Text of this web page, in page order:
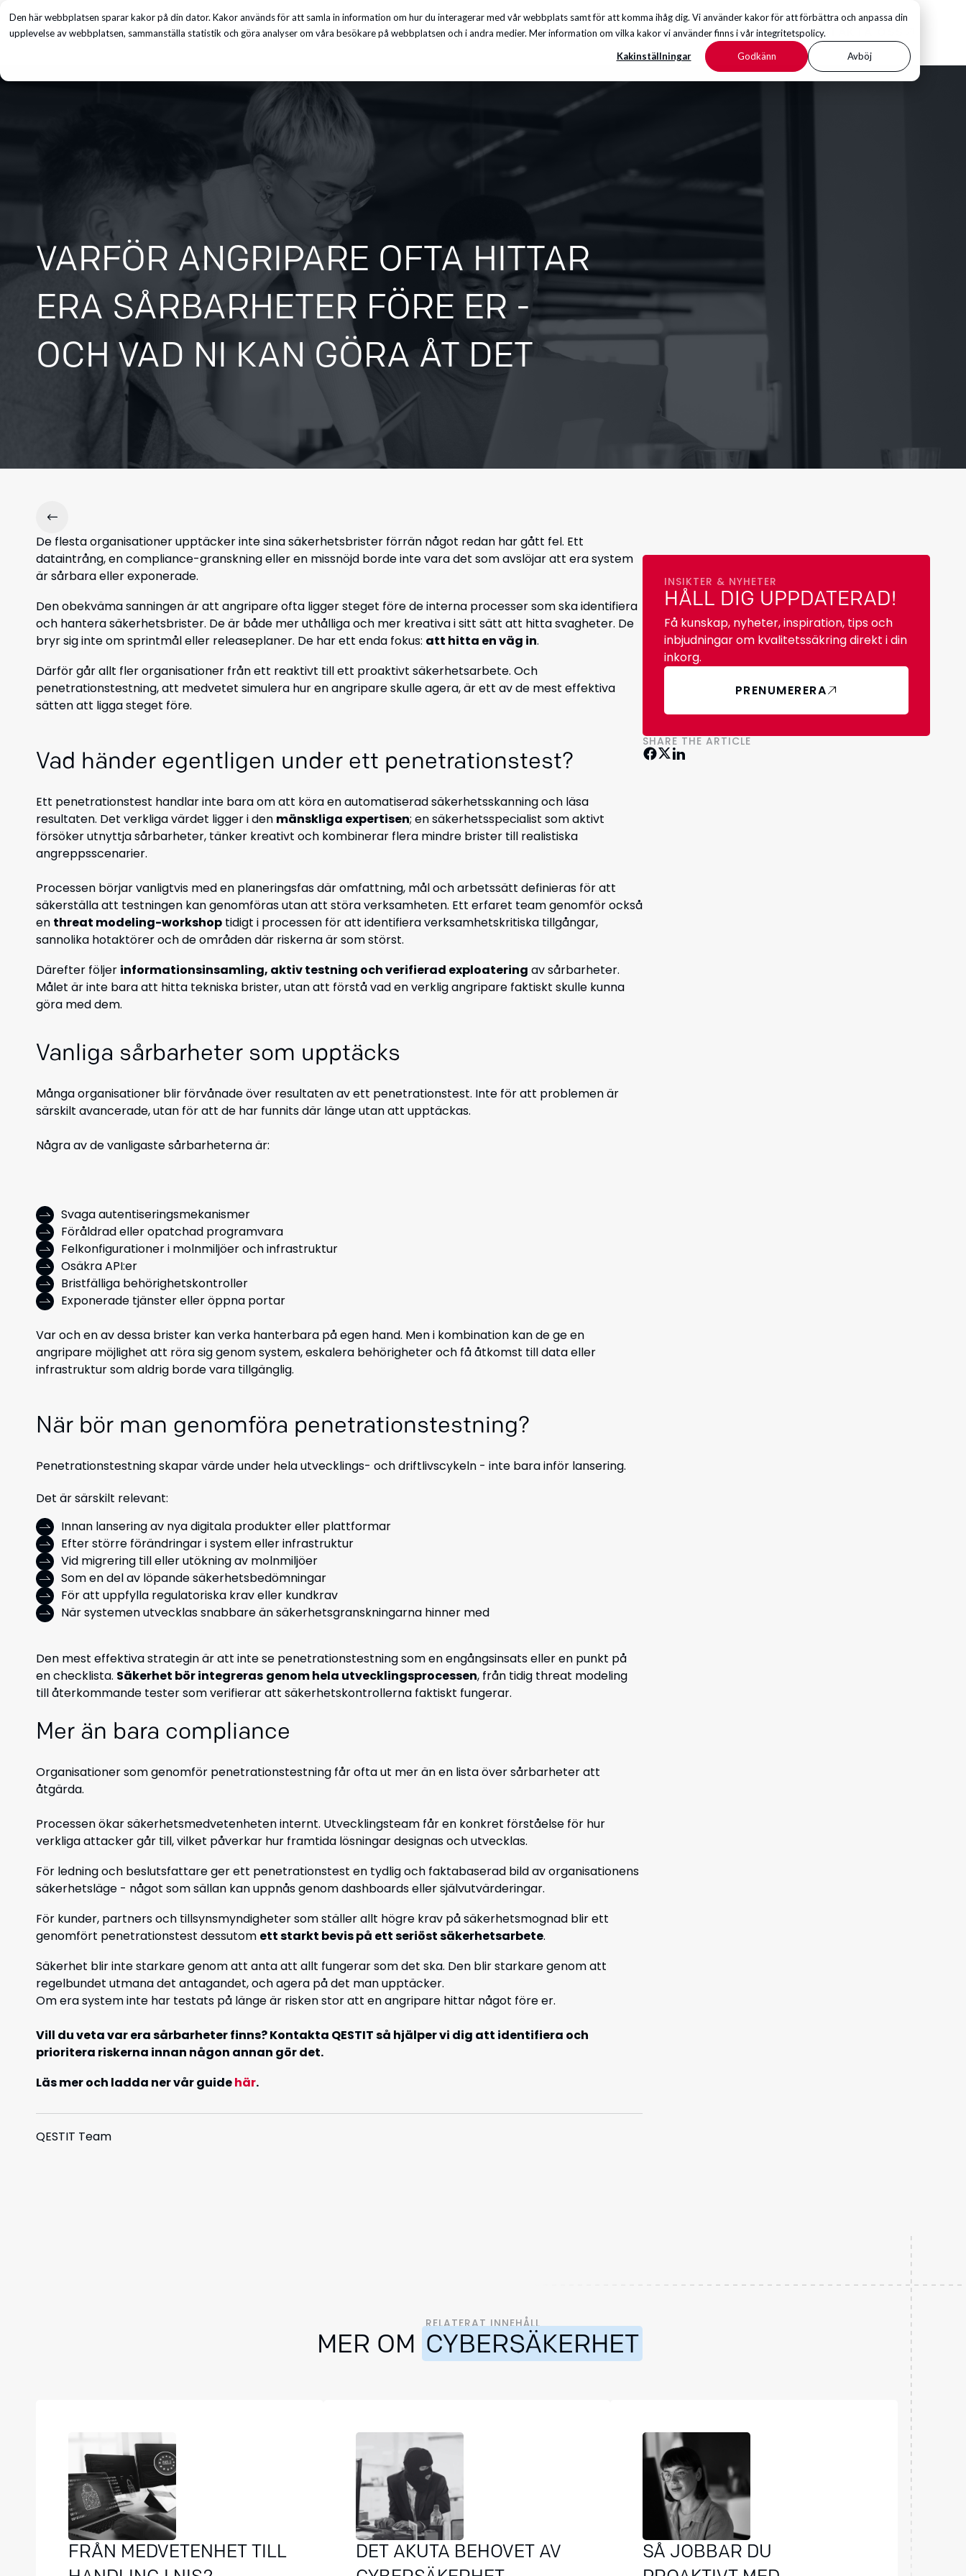
Den här webbplatsen sparar kakor på din dator. Kakor används för att samla in information om hur du interagerar med vår webbplats samt för att komma ihåg dig. Vi använder kakor för att förbättra och anpassa din
upplevelse av webbplatsen, sammanställa statistik och göra analyser om våra besökare på webbplatsen och i andra medier. Mer information om vilka kakor vi använder finns i vår integritetspolicy.
Kakinställningar Godkänn Avböj
Tjänster Insikter Om oss Karriär Kunskapscenter KONTAKTA OSS
VARFÖR ANGRIPARE OFTA HITTAR
ERA SÅRBARHETER FÖRE ER -
OCH VAD NI KAN GÖRA ÅT DET
De flesta organisationer upptäcker inte sina säkerhetsbrister förrän något redan har gått fel. Ett
dataintrång, en compliance-granskning eller en missnöjd borde inte vara det som avslöjar att era system
är sårbara eller exponerade.
Den obekväma sanningen är att angripare ofta ligger steget före de interna processer som ska identifiera
och hantera säkerhetsbrister. De är både mer uthålliga och mer kreativa i sitt sätt att hitta svagheter. De
bryr sig inte om sprintmål eller releaseplaner. De har ett enda fokus: att hitta en väg in.
Därför går allt fler organisationer från ett reaktivt till ett proaktivt säkerhetsarbete. Och
penetrationstestning, att medvetet simulera hur en angripare skulle agera, är ett av de mest effektiva
sätten att ligga steget före.
Vad händer egentligen under ett penetrationstest?
Ett penetrationstest handlar inte bara om att köra en automatiserad säkerhetsskanning och läsa
resultaten. Det verkliga värdet ligger i den mänskliga expertisen; en säkerhetsspecialist som aktivt
försöker utnyttja sårbarheter, tänker kreativt och kombinerar flera mindre brister till realistiska
angreppsscenarier.
Processen börjar vanligtvis med en planeringsfas där omfattning, mål och arbetssätt definieras för att
säkerställa att testningen kan genomföras utan att störa verksamheten. Ett erfaret team genomför också
en threat modeling-workshop tidigt i processen för att identifiera verksamhetskritiska tillgångar,
sannolika hotaktörer och de områden där riskerna är som störst.
Därefter följer informationsinsamling, aktiv testning och verifierad exploatering av sårbarheter.
Målet är inte bara att hitta tekniska brister, utan att förstå vad en verklig angripare faktiskt skulle kunna
göra med dem.
Vanliga sårbarheter som upptäcks
Många organisationer blir förvånade över resultaten av ett penetrationstest. Inte för att problemen är
särskilt avancerade, utan för att de har funnits där länge utan att upptäckas.
Några av de vanligaste sårbarheterna är:
Svaga autentiseringsmekanismer
Föråldrad eller opatchad programvara
Felkonfigurationer i molnmiljöer och infrastruktur
Osäkra API:er
Bristfälliga behörighetskontroller
Exponerade tjänster eller öppna portar
Var och en av dessa brister kan verka hanterbara på egen hand. Men i kombination kan de ge en
angripare möjlighet att röra sig genom system, eskalera behörigheter och få åtkomst till data eller
infrastruktur som aldrig borde vara tillgänglig.
När bör man genomföra penetrationstestning?
Penetrationstestning skapar värde under hela utvecklings- och driftlivscykeln - inte bara inför lansering.
Det är särskilt relevant:
Innan lansering av nya digitala produkter eller plattformar
Efter större förändringar i system eller infrastruktur
Vid migrering till eller utökning av molnmiljöer
Som en del av löpande säkerhetsbedömningar
För att uppfylla regulatoriska krav eller kundkrav
När systemen utvecklas snabbare än säkerhetsgranskningarna hinner med
Den mest effektiva strategin är att inte se penetrationstestning som en engångsinsats eller en punkt på
en checklista. Säkerhet bör integreras genom hela utvecklingsprocessen, från tidig threat modeling
till återkommande tester som verifierar att säkerhetskontrollerna faktiskt fungerar.
Mer än bara compliance
Organisationer som genomför penetrationstestning får ofta ut mer än en lista över sårbarheter att
åtgärda.
Processen ökar säkerhetsmedvetenheten internt. Utvecklingsteam får en konkret förståelse för hur
verkliga attacker går till, vilket påverkar hur framtida lösningar designas och utvecklas.
För ledning och beslutsfattare ger ett penetrationstest en tydlig och faktabaserad bild av organisationens
säkerhetsläge - något som sällan kan uppnås genom dashboards eller självutvärderingar.
För kunder, partners och tillsynsmyndigheter som ställer allt högre krav på säkerhetsmognad blir ett
genomfört penetrationstest dessutom ett starkt bevis på ett seriöst säkerhetsarbete.
Säkerhet blir inte starkare genom att anta att allt fungerar som det ska. Den blir starkare genom att
regelbundet utmana det antagandet, och agera på det man upptäcker.
Om era system inte har testats på länge är risken stor att en angripare hittar något före er.
Vill du veta var era sårbarheter finns? Kontakta QESTIT så hjälper vi dig att identifiera och
prioritera riskerna innan någon annan gör det.
Läs mer och ladda ner vår guidehär.
QESTIT Team
INSIKTER & NYHETER
HÅLL DIG UPPDATERAD!
Få kunskap, nyheter, inspiration, tips och
inbjudningar om kvalitetssäkring direkt i din
inkorg.
PRENUMERERA
SHARE THE ARTICLE
RELATERAT INNEHÅLL
MER OM CYBERSÄKERHET
FRÅN MEDVETENHET TILL
DET AKUTA BEHOVET AV
SÅ JOBBAR DU